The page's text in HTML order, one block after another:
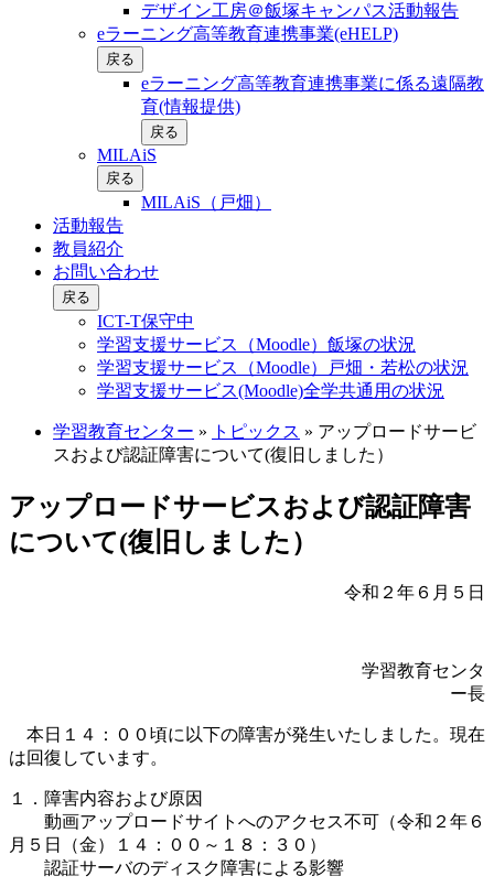
デザイン工房＠飯塚キャンパス活動報告
eラーニング高等教育連携事業(eHELP)
戻る
eラーニング高等教育連携事業に係る遠隔教
育(情報提供)
戻る
MILAiS
戻る
MILAiS（戸畑）
活動報告
教員紹介
お問い合わせ
戻る
ICT-T保守中
学習支援サービス（Moodle）飯塚の状況
学習支援サービス（Moodle）戸畑・若松の状況
学習支援サービス(Moodle)全学共通用の状況
学習教育センター » トピックス » アップロードサービ
スおよび認証障害について(復旧しました）
アップロードサービスおよび認証障害
について(復旧しました）
令和２年６月５日
学習教育センタ
ー長
本日１４：００頃に以下の障害が発生いたしました。現在
は回復しています。
１．障害内容および原因
動画アップロードサイトへのアクセス不可（令和２年６
月５日（金）１４：００～１８：３０）
認証サーバのディスク障害による影響